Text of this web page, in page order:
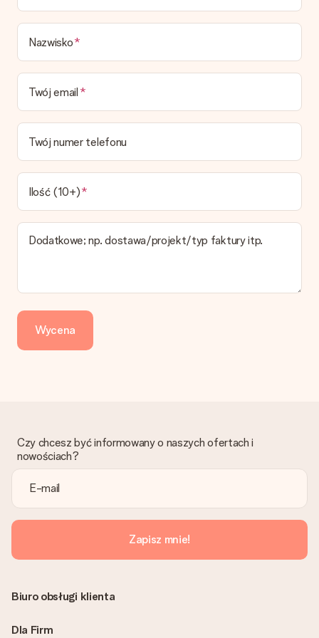
Czas dostawy, opcje dostawy oraz koszty
dostawy
stronie produktu pokazujemy najbardziej prawdopodobną
datę doręczenia w momencie składania zamówienia.
Jaki jest czas dostawy i kiedy otrzymam mój prezent?
Przewidywany czas dostawy można znaleźć na stronie
produktu.
Jakie opcje dostawy mogę wybrać?
W koszyku zamówień mamy kilka opcji dostawy. Termin
pokazany na stronie produktu odnosi się do najtańszej i
najwolniejszej formy wysyłki.
Zapłata
Dotpay, karta kredytowa, lub przelew bankowy. W przypadku
dni przedłużenia dostawy - kwota musi zostać zaksięgowana,
aby zamówienie trafiło do produkcji. Robiąc przelew, należy
wybrać Przelew Krajowy Europejski.
Czy faktura jest wysyłana razem z zamówieniem?
Żaden rachunek lub faktura nie jest wysyłany z zamówieniem.
Możesz ją również znaleźć na koncie MySurprise. Dzięki temu
możesz wysłać prezent bezpośrednio do odbiorcy, co będzie
prawdziwą niespodzianką!
Nazwisko
Twój email
Twój numer telefonu
Ilość (10+)
Dodatkowe; np. dostawa/projekt/typ faktury itp.
Wycena
Czy chcesz być informowany o naszych ofertach i
nowościach?
Zapisz mnie!
Biuro obsługi klienta
Dla Firm